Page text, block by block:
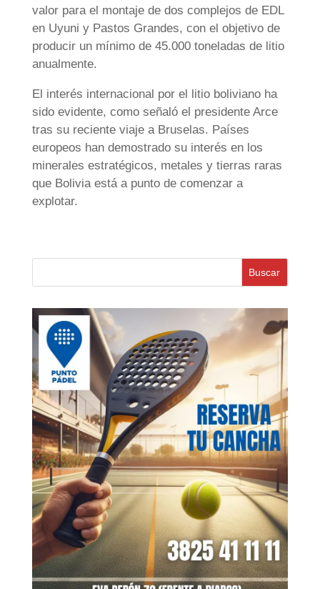
valor para el montaje de dos complejos de EDL
en Uyuni y Pastos Grandes, con el objetivo de
producir un mínimo de 45.000 toneladas de litio
anualmente.
El interés internacional por el litio boliviano ha
sido evidente, como señaló el presidente Arce
tras su reciente viaje a Bruselas. Países
europeos han demostrado su interés en los
minerales estratégicos, metales y tierras raras
que Bolivia está a punto de comenzar a
explotar.
Buscar